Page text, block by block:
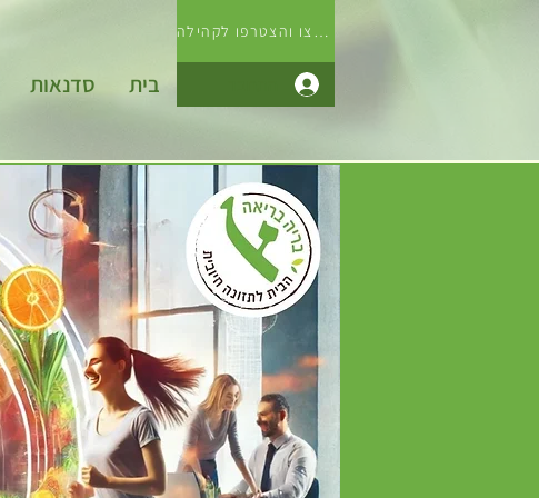
בית סדנאות
לחצו והצטרפו לקהילה